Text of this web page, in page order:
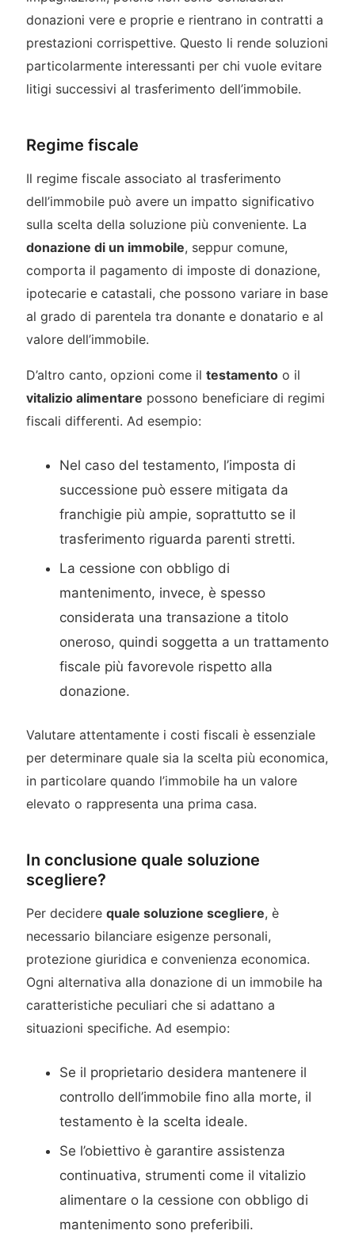
donazioni vere e proprie e rientrano in contratti a
prestazioni corrispettive. Questo li rende soluzioni
particolarmente interessanti per chi vuole evitare
litigi successivi al trasferimento dell’immobile.
Regime fiscale
Il regime fiscale associato al trasferimento
dell’immobile può avere un impatto significativo
sulla scelta della soluzione più conveniente. La
donazione di un immobile, seppur comune,
comporta il pagamento di imposte di donazione,
ipotecarie e catastali, che possono variare in base
al grado di parentela tra donante e donatario e al
valore dell’immobile.
D’altro canto, opzioni come il testamentoo il
vitalizio alimentare possono beneficiare di regimi
fiscali differenti. Ad esempio:
Nel caso del testamento, l’imposta di
successione può essere mitigata da
franchigie più ampie, soprattutto se il
trasferimento riguarda parenti stretti.
La cessione con obbligo di
mantenimento, invece, è spesso
considerata una transazione a titolo
oneroso, quindi soggetta a un trattamento
fiscale più favorevole rispetto alla
donazione.
Valutare attentamente i costi fiscali è essenziale
per determinare quale sia la scelta più economica,
in particolare quando l’immobile ha un valore
elevato o rappresenta una prima casa.
In conclusione quale soluzione
scegliere?
Per decidere quale soluzione scegliere, è
necessario bilanciare esigenze personali,
protezione giuridica e convenienza economica.
Ogni alternativa alla donazione di un immobile ha
caratteristiche peculiari che si adattano a
situazioni specifiche. Ad esempio:
Se il proprietario desidera mantenere il
controllo dell’immobile fino alla morte, il
testamento è la scelta ideale.
Se l’obiettivo è garantire assistenza
continuativa, strumenti come il vitalizio
alimentare o la cessione con obbligo di
mantenimento sono preferibili.